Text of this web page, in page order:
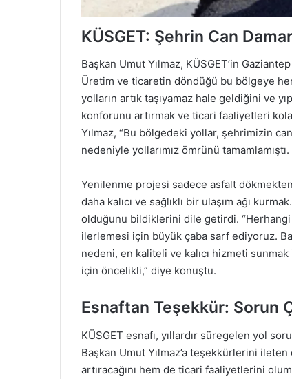
KÜSGET: Şehrin Can
Başkan Umut Yılmaz, KÜSGET’in
Üretim ve ticaretin döndüğü bu bölgeye
yolların artık taşıyamaz hale geldiğini ve
konforunu artırmak ve ticari faaliyetleri
Yılmaz, “Bu bölgedeki yollar, şehrimizin
nedeniyle yollarımız ömrünü
Yenilenme projesi sadece asfalt
daha kalıcı ve sağlıklı bir ulaşım ağı
olduğunu bildiklerini dile getirdi. “Herhangi
ilerlemesi için büyük çaba sarf ediyoruz.
nedeni, en kaliteli ve kalıcı hizmeti
için öncelikli,” diye konuştu.
Esnaftan Teşekkür: Sorun
KÜSGET esnafı, yıllardır süregelen yol
Başkan Umut Yılmaz’a teşekkürlerini
artıracağını hem de ticari faaliyetlerini